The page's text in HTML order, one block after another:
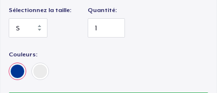
Sélectionnez la taille: Quantité:
Couleurs: